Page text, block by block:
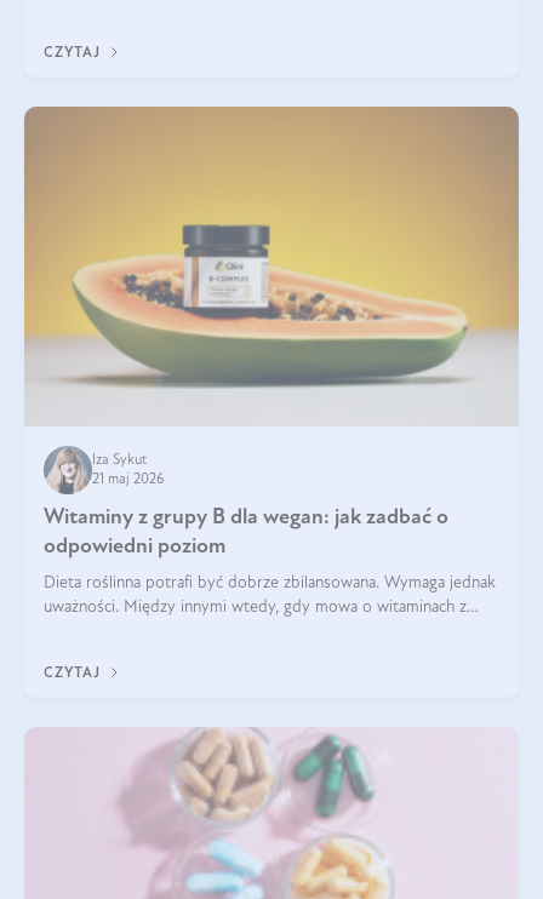
CZYTAJ
Iza Sykut
21 maj 2026
Witaminy z grupy B dla wegan: jak zadbać o
odpowiedni poziom
Dieta roślinna potrafi być dobrze zbilansowana. Wymaga jednak
uważności. Między innymi wtedy, gdy mowa o witaminach z
CZYTAJ